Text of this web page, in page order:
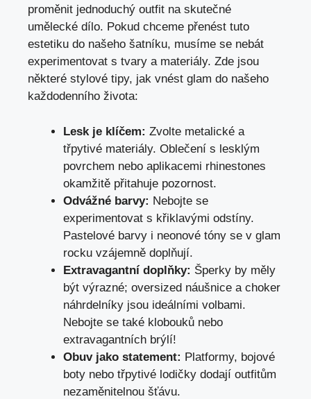
proměnit jednoduchý outfit na skutečné
umělecké dílo. Pokud chceme přenést tuto
estetiku do našeho šatníku, musíme se nebát
experimentovat s tvary a materiály. Zde jsou
některé stylové tipy, jak vnést glam do našeho
každodenního života:
Lesk je klíčem: Zvolte metalické a
třpytivé materiály. Oblečení s lesklým
povrchem nebo aplikacemi rhinestones
okamžitě přitahuje pozornost.
Odvážné barvy: Nebojte se
experimentovat s křiklavými odstíny.
Pastelové barvy i neonové tóny se v glam
rocku vzájemně doplňují.
Extravagantní doplňky: Šperky by měly
být výrazné; oversized náušnice a choker
náhrdelníky jsou ideálními volbami.
Nebojte se také klobouků nebo
extravagantních brýlí!
Obuv jako statement: Platformy, bojové
boty nebo třpytivé lodičky dodají outfitům
nezaměnitelnou šťávu.